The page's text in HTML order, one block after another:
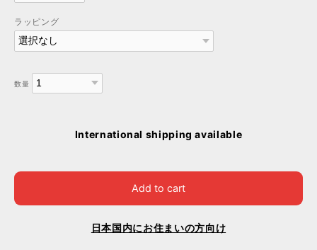
ラッピング
数量
International shipping available
Add to cart
日本国内にお住まいの方向け